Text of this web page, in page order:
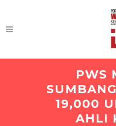
PWS
19,000
AHLI